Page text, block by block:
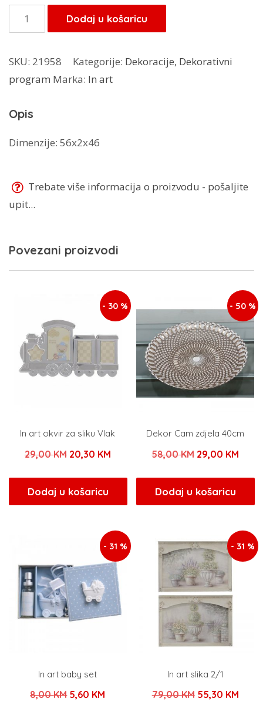
je:
20,00 KM.
17,00 KM.
art
količina
Dodaj u košaricu
SKU: 21958 Kategorije: Dekoracije, Dekorativni
program Marka: In art
Opis
Dimenzije: 56x2x46
Trebate više informacija o proizvodu - pošaljite
upit...
Povezani proizvodi
- 30 %
In art okvir za sliku Vlak
29,00KM Izvorna
bila
je:
20,30 KMTrenutna
20,30 KM.
Dodaj u košaricu
- 50 %
Dekor Cam zdjela 40cm
58,00KM Izvorna
bila
je:
29,00 KM
Dodaj u košaricu
- 31 %
In art baby set
8,00KM Izvorna
5,60 KM
- 31 %
In art slika 2/1
79,00KM Izvorna
55,30 KM